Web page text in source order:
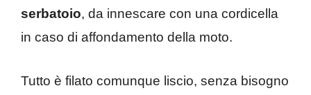
serbatoio, da innescare con una cordicella
in caso di affondamento della moto.
Tutto è filato comunque liscio, senza bisogno